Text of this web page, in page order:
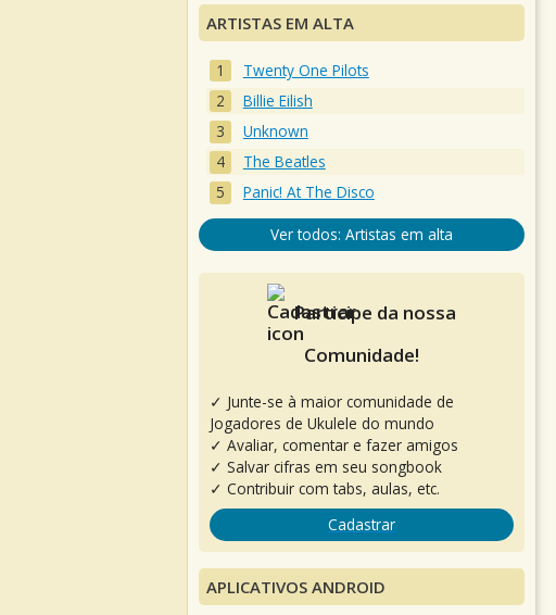
ARTISTAS EM ALTA
Twenty One Pilots
Billie Eilish
Unknown
The Beatles
Panic! At The Disco
Ver todos: Artistas em alta
Participe da nossa
Comunidade!
✓ Junte-se à maior comunidade de
Jogadores de Ukulele do mundo
✓ Avaliar, comentar e fazer amigos
✓ Salvar cifras em seu songbook
✓ Contribuir com tabs, aulas, etc.
Cadastrar
APLICATIVOS ANDROID